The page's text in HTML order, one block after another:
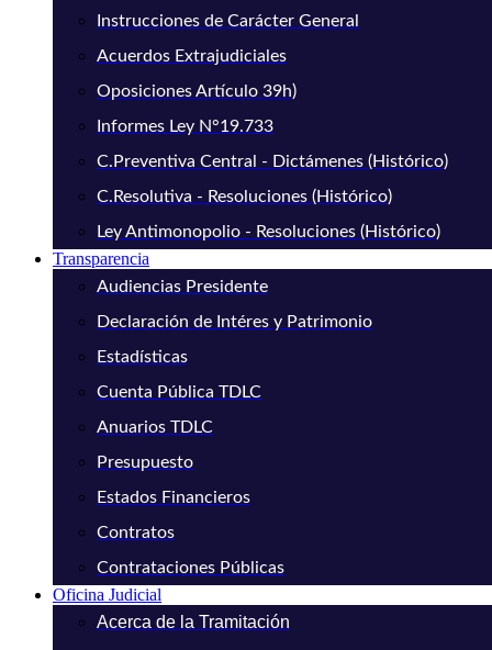
Instrucciones de Carácter General
Acuerdos Extrajudiciales
Oposiciones Artículo 39h)
Informes Ley N°19.733
C.Preventiva Central - Dictámenes (Histórico)
C.Resolutiva - Resoluciones (Histórico)
Ley Antimonopolio - Resoluciones (Histórico)
Transparencia
Audiencias Presidente
Declaración de Intéres y Patrimonio
Estadísticas
Cuenta Pública TDLC
Anuarios TDLC
Presupuesto
Estados Financieros
Contratos
Contrataciones Públicas
Oficina Judicial
Acerca de la Tramitación